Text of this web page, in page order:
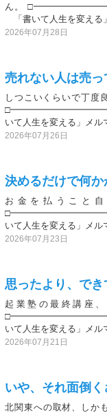
ん。
「書いて人生を変え
2026年07月28日
売れない人は売っ
しつこいくらいで丁度
いて人生を変える」メ
2026年07月26日
決めるだけで何か
お金を払うこと
いて人生を変える」メ
2026年07月23日
思ったより、でき
起業塾の最終講座
いて人生を変える」メ
2026年07月21日
いや、それ面倒
北関東への取材、しか